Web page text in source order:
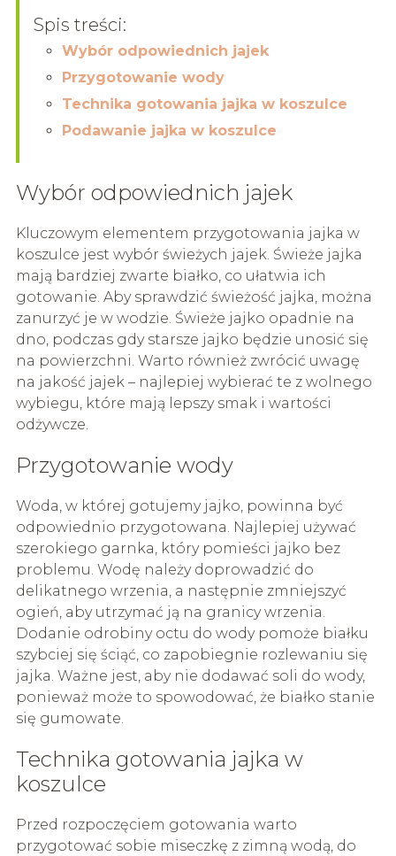
Spis treści:
Wybór odpowiednich jajek
Przygotowanie wody
Technika gotowania jajka w koszulce
Podawanie jajka w koszulce
Wybór odpowiednich jajek
Kluczowym elementem przygotowania jajka w
koszulce jest wybór świeżych jajek. Świeże jajka
mają bardziej zwarte białko, co ułatwia ich
gotowanie. Aby sprawdzić świeżość jajka, można
zanurzyć je w wodzie. Świeże jajko opadnie na
dno, podczas gdy starsze jajko będzie unosić się
na powierzchni. Warto również zwrócić uwagę
na jakość jajek – najlepiej wybierać te z wolnego
wybiegu, które mają lepszy smak i wartości
odżywcze.
Przygotowanie wody
Woda, w której gotujemy jajko, powinna być
odpowiednio przygotowana. Najlepiej używać
szerokiego garnka, który pomieści jajko bez
problemu. Wodę należy doprowadzić do
delikatnego wrzenia, a następnie zmniejszyć
ogień, aby utrzymać ją na granicy wrzenia.
Dodanie odrobiny octu do wody pomoże białku
szybciej się ściąć, co zapobiegnie rozlewaniu się
jajka. Ważne jest, aby nie dodawać soli do wody,
ponieważ może to spowodować, że białko stanie
się gumowate.
Technika gotowania jajka w
koszulce
Przed rozpoczęciem gotowania warto
przygotować sobie miseczkę z zimną wodą, do